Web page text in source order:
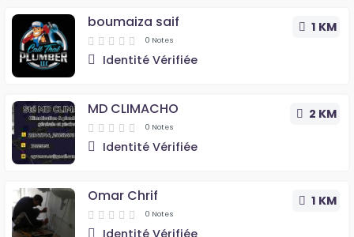
1 KM
boumaiza saif
0 Notes
Identité Vérifiée
2 KM
MD CLIMACHO
0 Notes
Identité Vérifiée
1 KM
Omar Chrif
0 Notes
Identité Vérifiée